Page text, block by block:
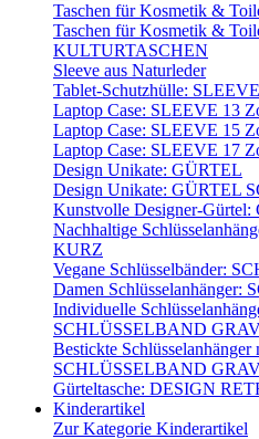
Taschen für Kosmetik &
Taschen für Kosmetik &
KULTURTASCHEN
Sleeve aus Naturleder
Tablet-Schutzhülle:
Laptop Case: SLEEVE 13
Laptop Case: SLEEVE 15
Laptop Case: SLEEVE 17
Design Unikate: GÜRTEL
Design Unikate: GÜRTEL
Kunstvolle Designer-
Nachhaltige
KURZ
Vegane Schlüsselbänder:
Damen
Individuelle
SCHLÜSSELBAND
Bestickte
SCHLÜSSELBAND
Gürteltasche: DESIGN
Kinderartikel
Zur Kategorie Kinderartikel